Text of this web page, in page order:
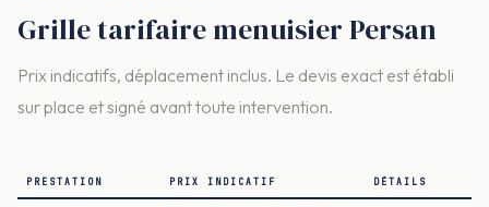
Grille tarifaire menuisier Persan
Prix indicatifs, déplacement inclus. Le devis exact est établi
sur place et signé avant toute intervention.
PRESTATION PRIX INDICATIF DÉTAILS